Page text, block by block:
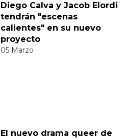
Diego Calva y Jacob Elordi
tendrán "escenas
calientes" en su nuevo
proyecto
05 Marzo
El nuevo drama queer de